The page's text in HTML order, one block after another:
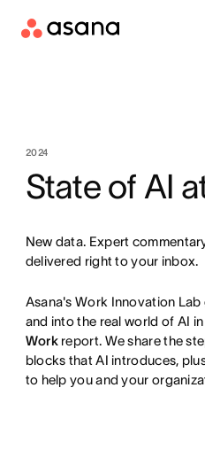
2024
State of AI
New data. Expert
delivered right to your inbox.
Asana's Work Innovation
and into the real world of AI
Work report. We share the
blocks that AI introduces,
to help you and your